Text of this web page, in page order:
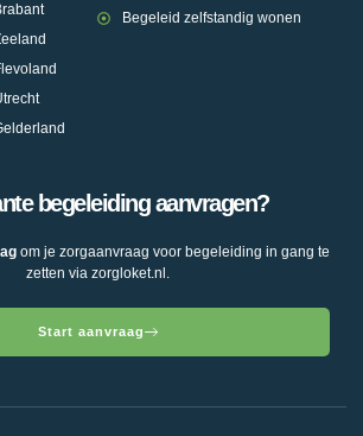
Begeleid zelfstandig wonen
begeleiding aanvragen?
om je zorgaanvraag voor begeleiding in gang te
zetten via zorgloket.nl.
Start aanvraag